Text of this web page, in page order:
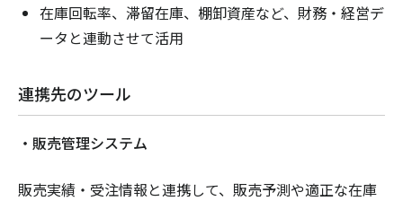
在庫回転率、滞留在庫、棚卸資産など、財務・経営デ
ータと連動させて活用
連携先のツール
・販売管理システム
販売実績・受注情報と連携して、販売予測や適正な在庫